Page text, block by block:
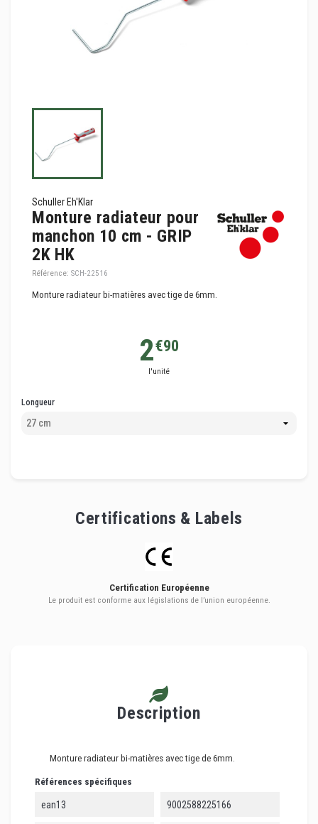
Schuller Eh'Klar
Monture radiateur pour
manchon 10 cm - GRIP
2K HK
Référence: SCH-22516
Monture radiateur bi-matières avec tige de 6mm.
2€90
l'unité
Longueur
Certifications & Labels
Certification Européenne
Le produit est conforme aux législations de l’union européenne.
Description
Monture radiateur bi-matières avec tige de 6mm.
Références spécifiques
ean13 9002588225166